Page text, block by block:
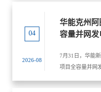
04
2026-08
华能克州阿
容量并网发
7月31日，华能
项目全容量并网